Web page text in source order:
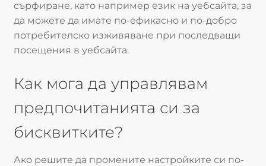
сърфиране, като например език на уебсайта, за
да можете да имате по-ефикасно и по-добро
потребителско изживяване при последващи
посещения в уебсайта.
Как мога да управлявам
предпочитанията си за
бисквитките?
Ако решите да промените настройките си по-